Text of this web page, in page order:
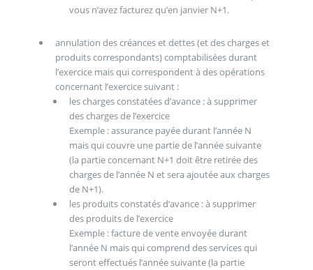
vous n’avez facturez qu’en janvier N+1.
annulation des créances et dettes (et des charges et
produits correspondants) comptabilisées durant
l’exercice mais qui correspondent à des opérations
concernant l’exercice suivant :
les charges constatées d’avance : à supprimer
des charges de l’exercice
Exemple : assurance payée durant l’année N
mais qui couvre une partie de l’année suivante
(la partie concernant N+1 doit être retirée des
charges de l’année N et sera ajoutée aux charges
de N+1).
les produits constatés d’avance : à supprimer
des produits de l’exercice
Exemple : facture de vente envoyée durant
l’année N mais qui comprend des services qui
seront effectués l’année suivante (la partie